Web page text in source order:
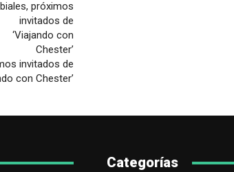
invitados de
con Chester’
Categorías